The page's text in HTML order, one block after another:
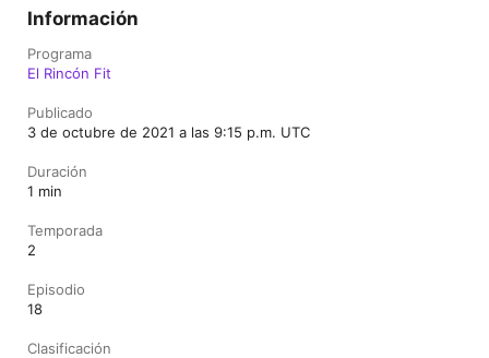
Información
Programa
El Rincón Fit
Publicado
3 de octubre de 2021 a las 9:15 p.m. UTC
Duración
1 min
Temporada
2
Episodio
18
Clasificación